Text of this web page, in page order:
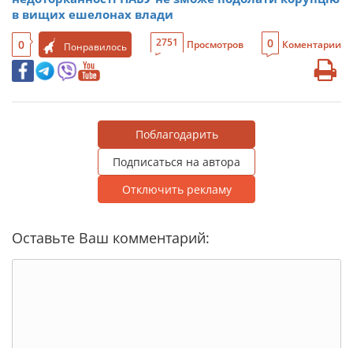
в вищих ешелонах влади
0 Понравилось 2751 Просмотров 0 Коментарии
Поблагодарить
Подписаться на автора
Отключить рекламу
Оставьте Ваш комментарий: